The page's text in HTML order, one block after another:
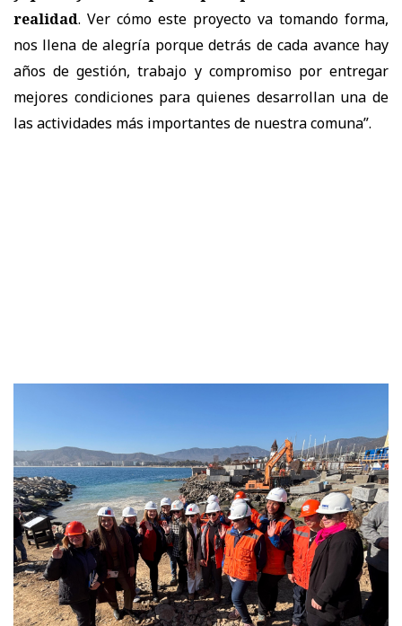
realidad. Ver cómo este proyecto va tomando forma,
nos llena de alegría porque detrás de cada avance hay
años de gestión, trabajo y compromiso por entregar
mejores condiciones para quienes desarrollan una de
las actividades más importantes de nuestra comuna”.